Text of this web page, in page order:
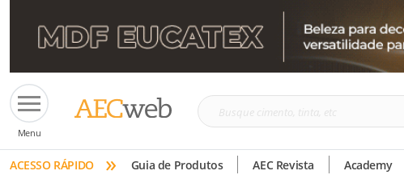
Menu
Busque
tinta,
ACESSO RÁPIDO » Guia de Produtos AEC Revista Academy